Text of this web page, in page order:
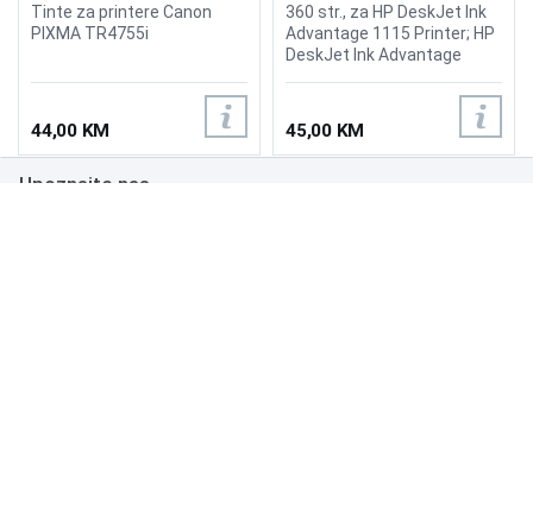
Tinte za printere Canon
PIXMA TR4755i
44,00 KM
360 str., za HP DeskJet Ink
Advantage 1115 Printer; HP
DeskJet Ink Advantage
DeskJet Ink Advantage
3635 All-in-One Printer; HP
DeskJet Ink Advantage
3835 All-in-One Printer
45,00 KM
Upoznajte nas